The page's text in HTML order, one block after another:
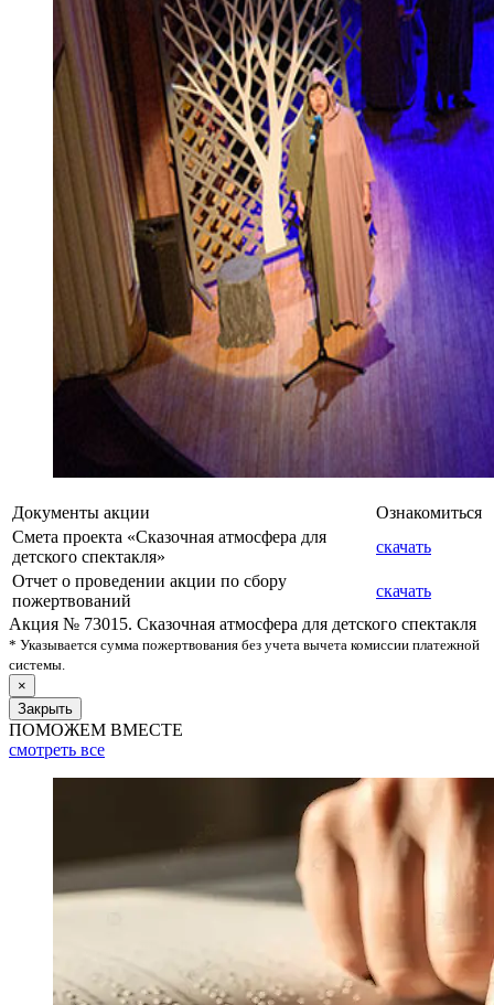
Документы акции
Ознакомиться
Смета проекта «Сказочная атмосфера для
детского спектакля»
скачать
Отчет о проведении акции по сбору
пожертвований
скачать
Акция № 73015. Сказочная атмосфера для детского спектакля
* Указывается сумма пожертвования без учета вычета комиссии платежной
системы.
×
Закрыть
ПОМОЖЕМ ВМЕСТЕ
смотреть все